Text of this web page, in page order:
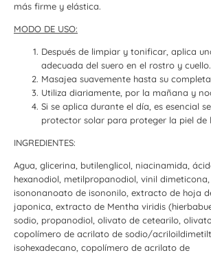
más firme y elástica.
MODO DE USO:
Después de limpiar y tonificar, aplica
adecuada del suero en el rostro y cuello.
Masajea suavemente hasta su
Utiliza diariamente, por la mañana y
Si se aplica durante el día, es esencial
protector solar para proteger la piel de
INGREDIENTES:
Agua, glicerina, butilenglicol, niacinamida,
hexanodiol, metilpropanodiol, vinil dimeticona,
isononanoato de isononilo, extracto de hoja
japonica, extracto de Mentha viridis
sodio, propanodiol, olivato de cetearilo,
copolímero de acrilato de sodio/
isohexadecano, copolímero de acrilato de